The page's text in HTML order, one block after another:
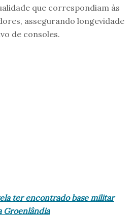
que correspondiam às
assegurando longevidade
de consoles.
ter encontrado base militar
Groenlândia